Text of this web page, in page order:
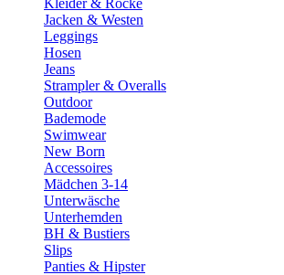
Kleider & Röcke
Jacken & Westen
Leggings
Hosen
Jeans
Strampler & Overalls
Outdoor
Bademode
Swimwear
New Born
Accessoires
Mädchen 3-14
Unterwäsche
Unterhemden
BH & Bustiers
Slips
Panties & Hipster